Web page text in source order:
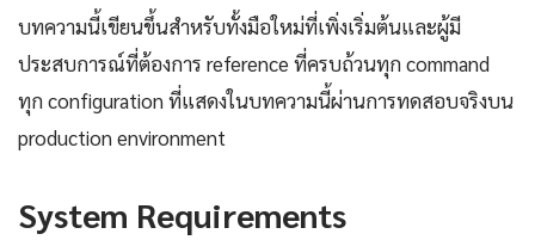
บทความนี้เขียนขึ้นสำหรับทั้งมือใหม่ที่เพิ่งเริ่มต้นและผู้มี
ประสบการณ์ที่ต้องการ reference ที่ครบถ้วนทุก command
ทุก configuration ที่แสดงในบทความนี้ผ่านการทดสอบจริงบน
production environment
System Requirements